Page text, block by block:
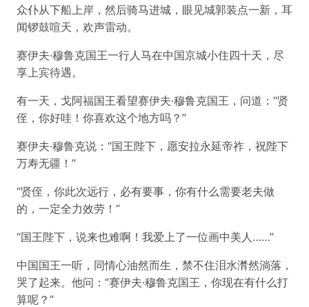
众仆从下船上岸，然后骑马进城，眼见城郭装点一新，耳
闻锣鼓喧天，欢声雷动。
赛伊夫·穆鲁克国王一行人马在中国京城小住四十天，尽
享上宾待遇。
有一天，戈阿福国王看望赛伊夫·穆鲁克国王，问道：“贤
侄，你好哇！你喜欢这个地方吗？”
赛伊夫·穆鲁克说：“国王陛下，愿安拉永延帝祚，祝陛下
万寿无疆！”
“贤侄，你此次远行，必有要事，你有什么需要老夫做
的，一定全力效劳！”
“国王陛下，说来也难啊！我爱上了一位画中美人……”
中国国王一听，同情心油然而生，禁不住泪水潸然淌落，
哭了起来。他问：“赛伊夫·穆鲁克国王，你现在有什么打
算呢？”